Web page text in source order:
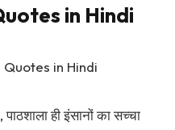
in Hindi
ही इंसानों का सच्चा